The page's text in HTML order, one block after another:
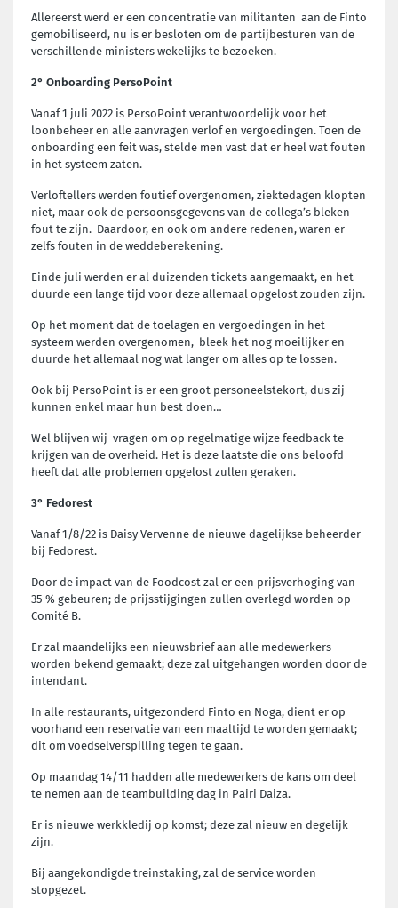
Allereerst werd er een concentratie van militanten aan de Finto
gemobiliseerd, nu is er besloten om de partijbesturen van de
verschillende ministers wekelijks te bezoeken.
2° Onboarding PersoPoint
Vanaf 1 juli 2022 is PersoPoint verantwoordelijk voor het
loonbeheer en alle aanvragen verlof en vergoedingen. Toen de
onboarding een feit was, stelde men vast dat er heel wat fouten
in het systeem zaten.
Verloftellers werden foutief overgenomen, ziektedagen klopten
niet, maar ook de persoonsgegevens van de collega’s bleken
fout te zijn. Daardoor, en ook om andere redenen, waren er
zelfs fouten in de weddeberekening.
Einde juli werden er al duizenden tickets aangemaakt, en het
duurde een lange tijd voor deze allemaal opgelost zouden zijn.
Op het moment dat de toelagen en vergoedingen in het
systeem werden overgenomen, bleek het nog moeilijker en
duurde het allemaal nog wat langer om alles op te lossen.
Ook bij PersoPoint is er een groot personeelstekort, dus zij
kunnen enkel maar hun best doen…
Wel blijven wij vragen om op regelmatige wijze feedback te
krijgen van de overheid. Het is deze laatste die ons beloofd
heeft dat alle problemen opgelost zullen geraken.
3° Fedorest
Vanaf 1/8/22 is Daisy Vervenne de nieuwe dagelijkse beheerder
bij Fedorest.
Door de impact van de Foodcost zal er een prijsverhoging van
35 % gebeuren; de prijsstijgingen zullen overlegd worden op
Comité B.
Er zal maandelijks een nieuwsbrief aan alle medewerkers
worden bekend gemaakt; deze zal uitgehangen worden door de
intendant.
In alle restaurants, uitgezonderd Finto en Noga, dient er op
voorhand een reservatie van een maaltijd te worden gemaakt;
dit om voedselverspilling tegen te gaan.
Op maandag 14/11 hadden alle medewerkers de kans om deel
te nemen aan de teambuilding dag in Pairi Daiza.
Er is nieuwe werkkledij op komst; deze zal nieuw en degelijk
zijn.
Bij aangekondigde treinstaking, zal de service worden
stopgezet.